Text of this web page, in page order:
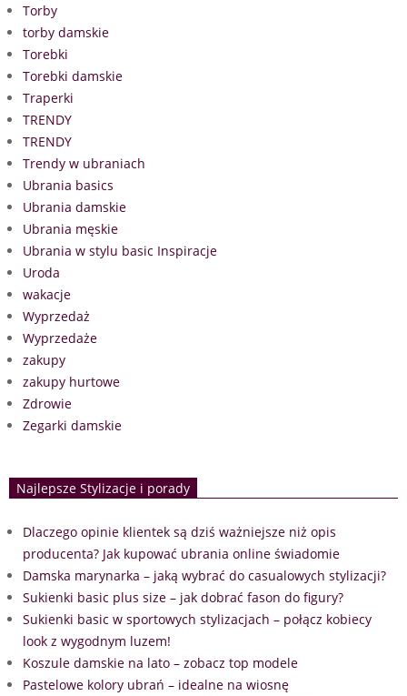
Torby
torby damskie
Torebki
Torebki damskie
Traperki
TRENDY
TRENDY
Trendy w ubraniach
Ubrania basics
Ubrania damskie
Ubrania męskie
Ubrania w stylu basic Inspiracje
Uroda
wakacje
Wyprzedaż
Wyprzedaże
zakupy
zakupy hurtowe
Zdrowie
Zegarki damskie
Najlepsze Stylizacje i porady
Dlaczego opinie klientek są dziś ważniejsze niż opis
producenta? Jak kupować ubrania online świadomie
Damska marynarka – jaką wybrać do casualowych stylizacji?
Sukienki basic plus size – jak dobrać fason do figury?
Sukienki basic w sportowych stylizacjach – połącz kobiecy
look z wygodnym luzem!
Koszule damskie na lato – zobacz top modele
Pastelowe kolory ubrań – idealne na wiosnę